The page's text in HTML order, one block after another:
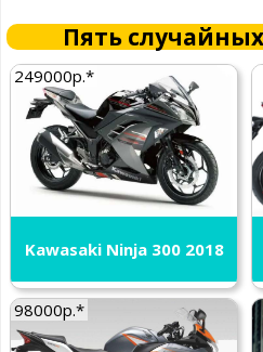
Пять
249000р.*
Kawasaki Ninja 300 2018
98000р.*